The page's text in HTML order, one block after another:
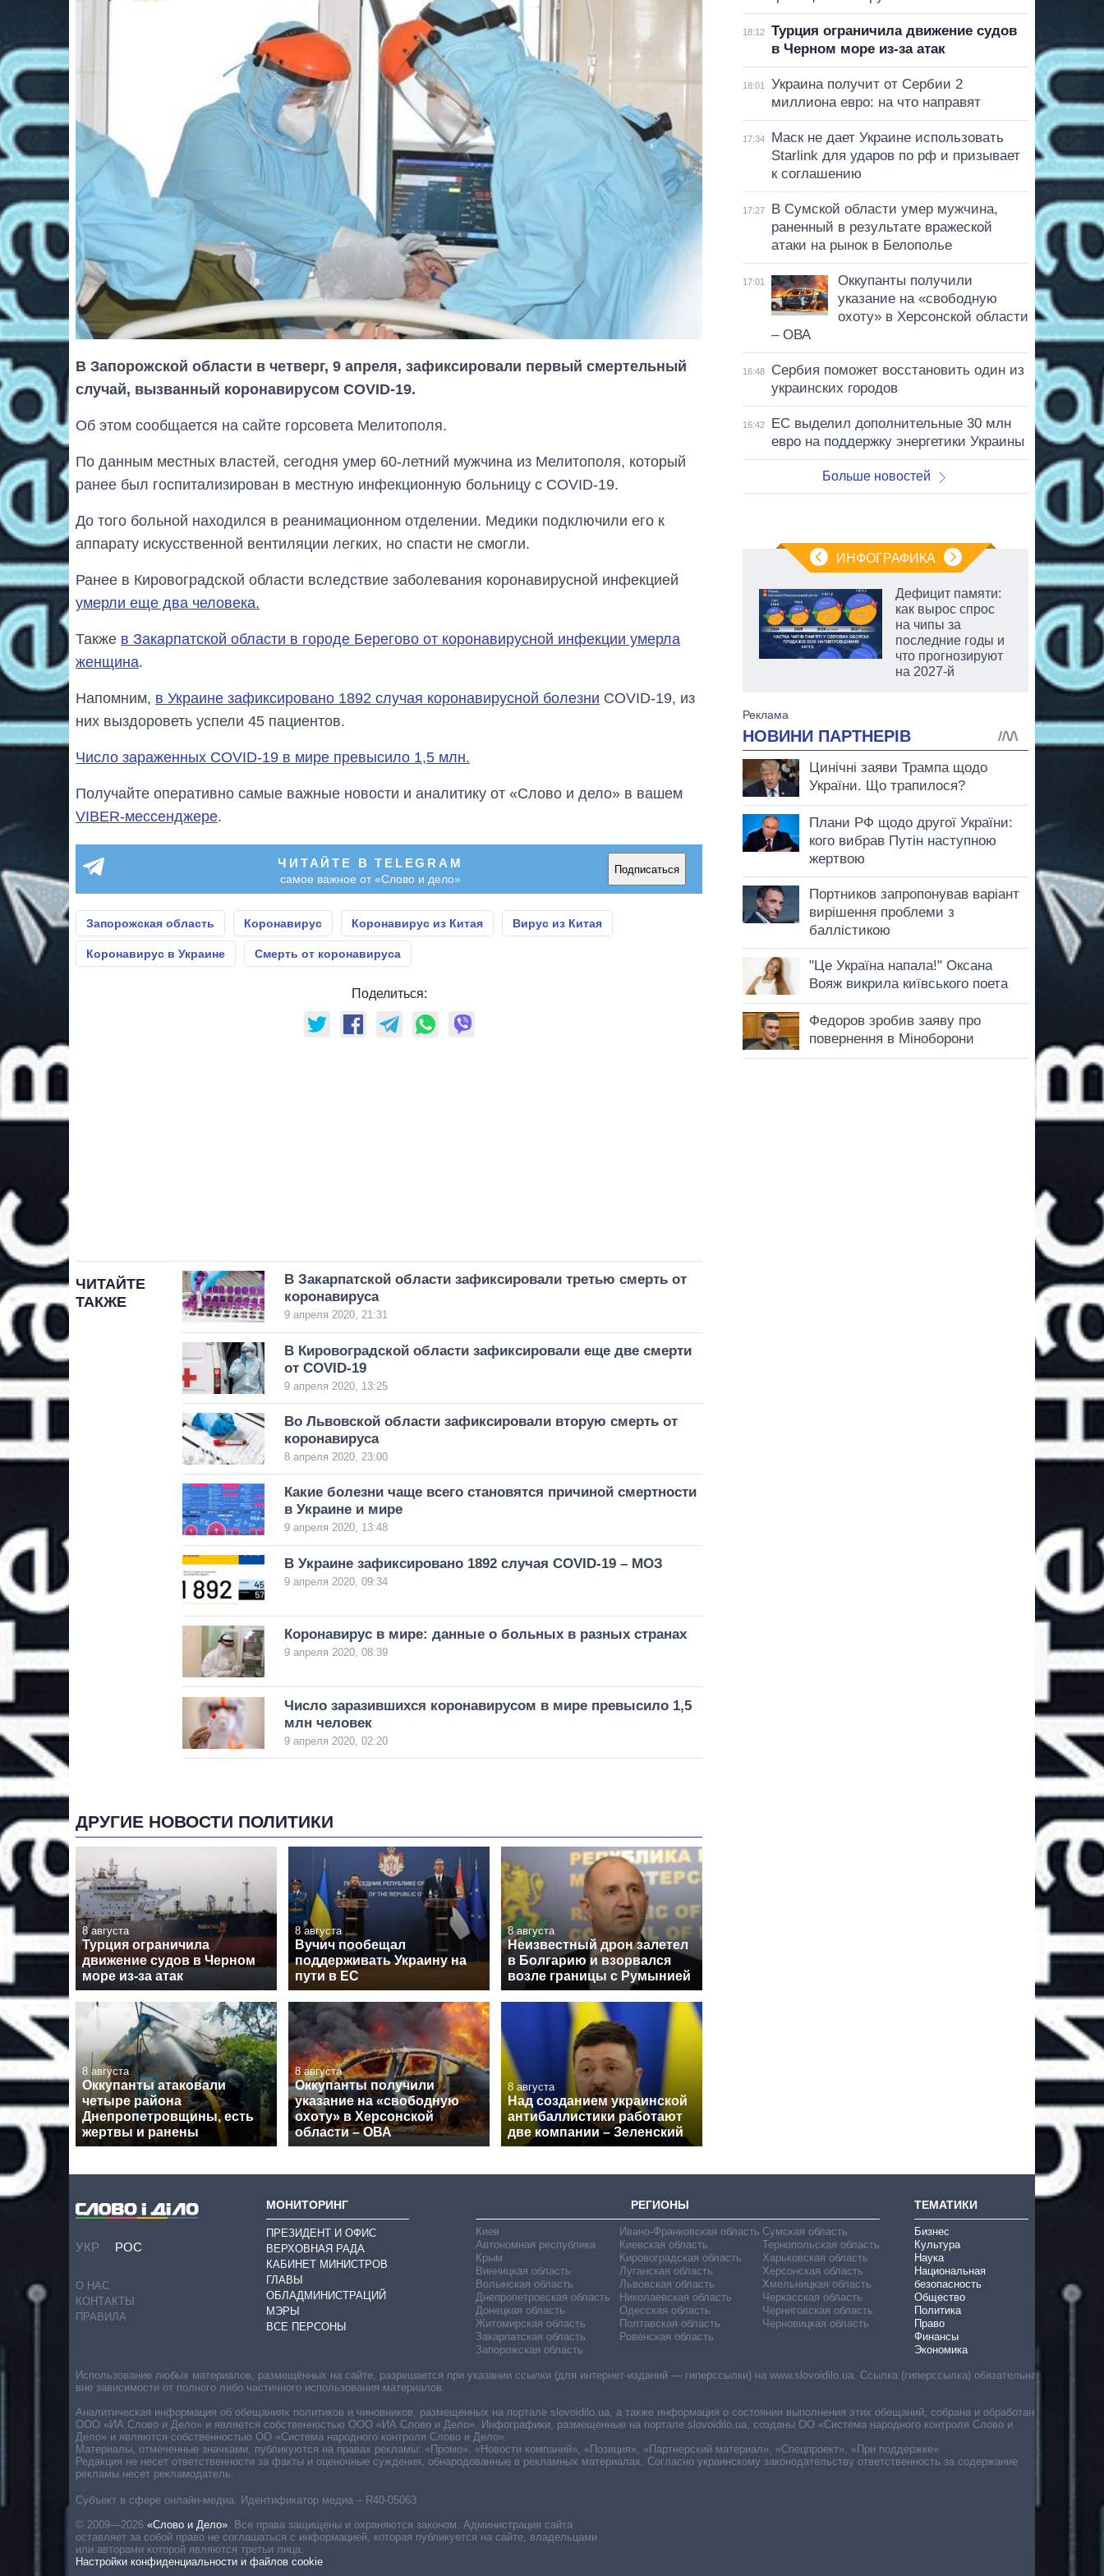
В Запорожской области в четверг, 9 апреля, зафиксировали первый смертельный
случай, вызванный коронавирусом COVID-19.
Об этом сообщается на сайте горсовета Мелитополя.
По данным местных властей, сегодня умер 60-летний мужчина из Мелитополя, который
ранее был госпитализирован в местную инфекционную больницу с COVID-19.
До того больной находился в реанимационном отделении. Медики подключили его к
аппарату искусственной вентиляции легких, но спасти не смогли.
Ранее в Кировоградской области вследствие заболевания коронавирусной инфекцией
умерли еще два человека.
Также в Закарпатской области в городе Берегово от коронавирусной инфекции умерла
женщина.
Напомним, в Украине зафиксировано 1892 случая коронавирусной болезни COVID-19, из
них выздороветь успели 45 пациентов.
Число зараженных COVID-19 в мире превысило 1,5 млн.
Получайте оперативно самые важные новости и аналитику от «Слово и дело» в вашем
VIBER-мессенджере.
ЧИТАЙТЕ В TELEGRAM
самое важное от «Слово и дело»
Подписаться
Запорожская область Коронавирус Коронавирус из Китая Вирус из Китая
Коронавирус в Украине Смерть от коронавируса
Поделиться:
ЧИТАЙТЕ
ТАКЖЕ
В Закарпатской области зафиксировали третью смерть от
коронавируса
9 апреля 2020, 21:31
В Кировоградской области зафиксировали еще две смерти
от COVID-19
9 апреля 2020, 13:25
Во Львовской области зафиксировали вторую смерть от
коронавируса
8 апреля 2020, 23:00
Какие болезни чаще всего становятся причиной смертности
в Украине и мире
9 апреля 2020, 13:48
В Украине зафиксировано 1892 случая COVID-19 – МОЗ
9 апреля 2020, 09:34
Коронавирус в мире: данные о больных в разных странах
9 апреля 2020, 08:39
Число заразившихся коронавирусом в мире превысило 1,5
млн человек
9 апреля 2020, 02:20
ДРУГИЕ НОВОСТИ ПОЛИТИКИ
8 августа
Турция ограничила
движение судов в Черном
море из-за атак
8 августа
Вучич пообещал
поддерживать Украину на
пути в ЕС
8 августа
Неизвестный дрон залетел
в Болгарию и взорвался
возле границы с Румынией
8 августа
Оккупанты атаковали
четыре района
Днепропетровщины, есть
жертвы и ранены
8 августа
Оккупанты получили
указание на «свободную
охоту» в Херсонской
области – ОВА
8 августа
Над созданием украинской
антибаллистики работают
две компании – Зеленский
18:12
Турция ограничила движение судов
в Черном море из-за атак
18:01
Украина получит от Сербии 2
миллиона евро: на что направят
17:34
Маск не дает Украине использовать
Starlink для ударов по рф и призывает
к соглашению
17:27
В Сумской области умер мужчина,
раненный в результате вражеской
атаки на рынок в Белополье
17:01
Оккупанты получили
указание на «свободную
охоту» в Херсонской области
– ОВА
16:48
Сербия поможет восстановить один из
украинских городов
16:42
ЕС выделил дополнительные 30 млн
евро на поддержку энергетики Украины
Больше новостей
ИНФОГРАФИКА
обороны за 13 лет
Дефицит памяти:
как вырос спрос
на чипы за
последние годы и
что прогнозируют
на 2027-й
УКР РОС
О НАС
КОНТАКТЫ
ПРАВИЛА
МОНИТОРИНГ
ПРЕЗИДЕНТ И ОФИС
ВЕРХОВНАЯ РАДА
КАБИНЕТ МИНИСТРОВ
ГЛАВЫ
ОБЛАДМИНИСТРАЦИЙ
МЭРЫ
ВСЕ ПЕРСОНЫ
РЕГИОНЫ
Киев
Автономная республика
Крым
Винницкая область
Волынская область
Днепропетровская область
Донецкая область
Житомирская область
Закарпатская область
Запорожская область
Ивано-Франковская область
Киевская область
Кировоградская область
Луганская область
Львовская область
Николаевская область
Одесская область
Полтавская область
Ровенская область
Сумская область
Тернопольская область
Харьковская область
Херсонская область
Хмельницкая область
Черкасская область
Черниговская область
Черновицкая область
ТЕМАТИКИ
Бизнес
Культура
Наука
Национальная
безопасность
Общество
Политика
Право
Финансы
Экономика
Субъект в сфере онлайн-медиа. Идентификатор медиа – R40-05063
© 2009—2026 «Слово и Дело». Все права защищены и охраняются законом. Администрация сайта
оставляет за собой право не соглашаться с информацией, которая публикуется на сайте, владельцами
или авторами которой являются третьи лица.
Настройки конфиденциальности и файлов cookie
Использование любых материалов, размещённых на сайте, разрешается при указании ссылки (для интернет-изданий — гиперссылки) на www.slovoidilo.ua. Ссылка (гиперссылка) обязательна
вне зависимости от полного либо частичного использования материалов.
Аналитическая информация об обещаниях политиков и чиновников, размещенных на портале slovoidilo.ua, а также информация о состоянии выполнения этих обещаний, собрана и обработана
ООО «ИА Слово и Дело» и является собственностью ООО «ИА Слово и Дело». Инфографики, размещенные на портале slovoidilo.ua, созданы ОО «Система народного контроля Слово и
Дело» и являются собственностью ОО «Система народного контроля Слово и Дело».
Материалы, отмеченные значками, публикуются на правах рекламы: «Промо», «Новости компаний», «Позиция», «Партнерский материал», «Спецпроект», «При поддержке».
Редакция не несет ответственности за факты и оценочные суждения, обнародованные в рекламных материалах. Согласно украинскому законодательству ответственность за содержание
рекламы несет рекламодатель.